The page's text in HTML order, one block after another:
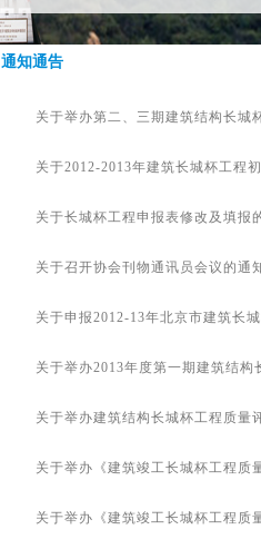
通知通告
关于举办第二、三期建筑结构长城
关于2012-2013年建筑长城杯工程
关于长城杯工程申报表修改及填报
关于召开协会刊物通讯员会议的通
关于申报2012-13年北京市建筑长
关于举办2013年度第一期建筑结
关于举办建筑结构长城杯工程质量
关于举办《建筑竣工长城杯工程质
关于举办《建筑竣工长城杯工程质